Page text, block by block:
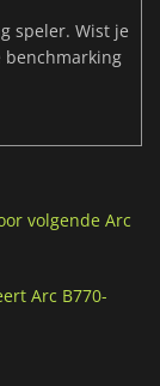
speler. Wist je
benchmarking
volgende Arc
Arc B770-